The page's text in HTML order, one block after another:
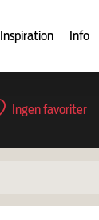
Inspiration Info
Ingen favoriter